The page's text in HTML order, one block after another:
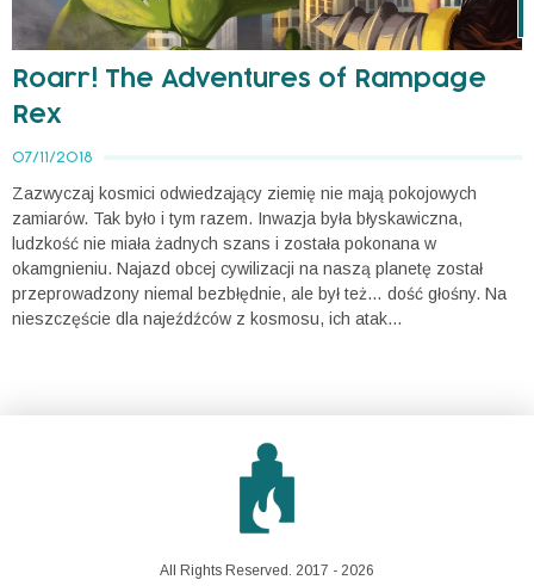
Roarr! The Adventures of Rampage
Rex
07/11/2018
Zazwyczaj kosmici odwiedzający ziemię nie mają pokojowych
zamiarów. Tak było i tym razem. Inwazja była błyskawiczna,
ludzkość nie miała żadnych szans i została pokonana w
okamgnieniu. Najazd obcej cywilizacji na naszą planetę został
przeprowadzony niemal bezbłędnie, ale był też… dość głośny. Na
nieszczęście dla najeźdźców z kosmosu, ich atak...
All Rights Reserved. 2017 - 2026